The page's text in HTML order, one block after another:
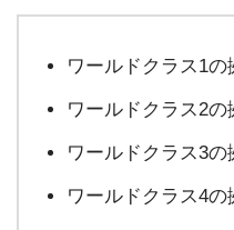
ワールドクラス1
ワールドクラス2
ワールドクラス3
ワールドクラス4